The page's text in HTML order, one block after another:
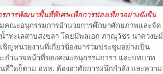
การพัฒนาพื้นที่พิเศษเพื่อการท่องเที่ยวอย่างยั่งยืน
มคณะอนุกรรมการอำนวยการศึกษาศักยภาพและจัด
ทะเลสาบสงขลา โดยมีพลเอก ภาณุวัชร นาควงษม์
ญหน่วยงานที่เกี่ยวข้องมาร่วมประชุมอย่างเป็น
ะอำนาจหน้าที่ของคณะอนุกรรมการฯ และบทบาท
ที่ใดก็ตาม อพท. ต้องอาศัยการผนึกกำลัง และความ